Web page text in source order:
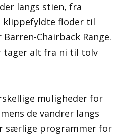
langs stien, fra
klippefyldte floder til
Chairback Range.
tager alt fra ni til tolv
muligheder for
de vandrer langs
særlige programmer for